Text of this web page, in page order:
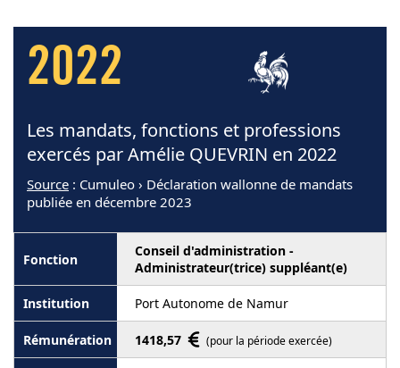
2022
Les mandats, fonctions et professions
exercés par Amélie QUEVRIN en 2022
Source : Cumuleo › Déclaration wallonne de mandats
publiée en décembre 2023
Conseil d'administration -
Administrateur(trice) suppléant(e)
Port Autonome de Namur
1418,57 (pour la période exercée)